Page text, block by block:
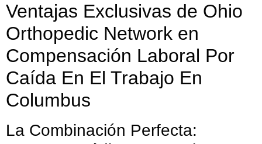
Ventajas Exclusivas de Ohio
Orthopedic Network en
Compensación Laboral Por
Caída En El Trabajo En
Columbus
La Combinación Perfecta: